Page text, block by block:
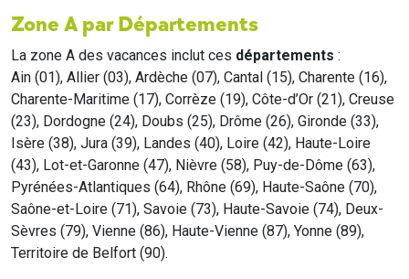
Zone A par Départements
La zone A des vacances inclut ces départements :
Ain (01), Allier (03), Ardèche (07), Cantal (15), Charente (16),
Charente-Maritime (17), Corrèze (19), Côte-d’Or (21), Creuse
(23), Dordogne (24), Doubs (25), Drôme (26), Gironde (33),
Isère (38), Jura (39), Landes (40), Loire (42), Haute-Loire
(43), Lot-et-Garonne (47), Nièvre (58), Puy-de-Dôme (63),
Pyrénées-Atlantiques (64), Rhône (69), Haute-Saône (70),
Saône-et-Loire (71), Savoie (73), Haute-Savoie (74), Deux-
Sèvres (79), Vienne (86), Haute-Vienne (87), Yonne (89),
Territoire de Belfort (90).